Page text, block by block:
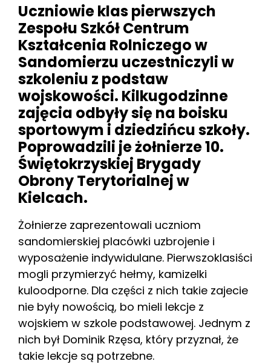
Uczniowie klas pierwszych
Zespołu Szkół Centrum
Kształcenia Rolniczego w
Sandomierzu uczestniczyli w
szkoleniu z podstaw
wojskowości. Kilkugodzinne
zajęcia odbyły się na boisku
sportowym i dziedzińcu szkoły.
Poprowadzili je żołnierze 10.
Świętokrzyskiej Brygady
Obrony Terytorialnej w
Kielcach.
Żołnierze zaprezentowali uczniom
sandomierskiej placówki uzbrojenie i
wyposażenie indywidulane. Pierwszoklasiści
mogli przymierzyć hełmy, kamizelki
kuloodporne. Dla części z nich takie zajecie
nie były nowością, bo mieli lekcje z
wojskiem w szkole podstawowej. Jednym z
nich był Dominik Rzęsa, który przyznał, że
takie lekcje są potrzebne.